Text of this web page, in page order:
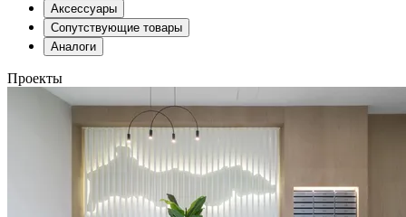
Аксессуары
Сопутствующие товары
Аналоги
Проекты